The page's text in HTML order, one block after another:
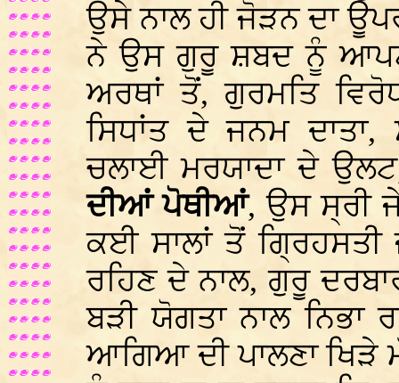
ਉਸੇ ਨਾਲ ਹੀ ਜੋੜਨ ਦਾ
ਨੇ ਉਸ ਗੁਰੂ ਸ਼ਬਦ ਨੂੰ
ਅਰਥਾਂ ਤੋਂ, ਗੁਰਮਤਿ
ਸਿਧਾਂਤ ਦੇ ਜਨਮ ਦਾਤਾ,
ਚਲਾਈ ਮਰਯਾਦਾ ਦੇ
ਦੀਆਂ ਪੋਥੀਆਂ, ਉਸ ਸ੍ਰੀ
ਕਈ ਸਾਲਾਂ ਤੋਂ ਗ੍ਰਿਹਸਤੀ
ਰਹਿਣ ਦੇ ਨਾਲ, ਗੁਰੂ
ਬੜੀ ਯੋਗਤਾ ਨਾਲ ਨਿਭਾ
ਆਗਿਆ ਦੀ ਪਾਲਣਾ